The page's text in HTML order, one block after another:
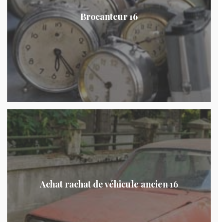
Brocanteur 16
Achat rachat de véhicule ancien 16